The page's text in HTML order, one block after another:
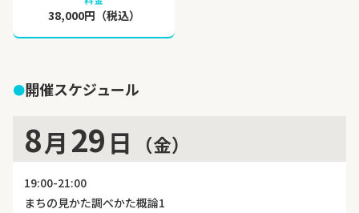
38,000円（税込）
開催スケジュール
8月 29 日 （金）
19:00-21:00
まちの見かた調べかた概論1